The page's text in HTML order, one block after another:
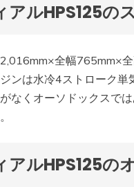
アルHPS125の
全幅765mm×
ンは水冷4ストローク単
なくオーソドックスで
アルHPS125の